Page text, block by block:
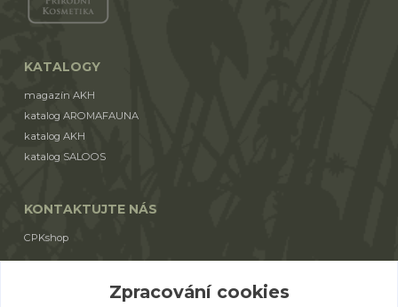
KATALOGY
magazín AKH
katalog AROMAFAUNA
katalog AKH
katalog SALOOS
KONTAKTUJTE NÁS
CPKshop
(Po-Pá 9:00-17:00)
Zpracování cookies